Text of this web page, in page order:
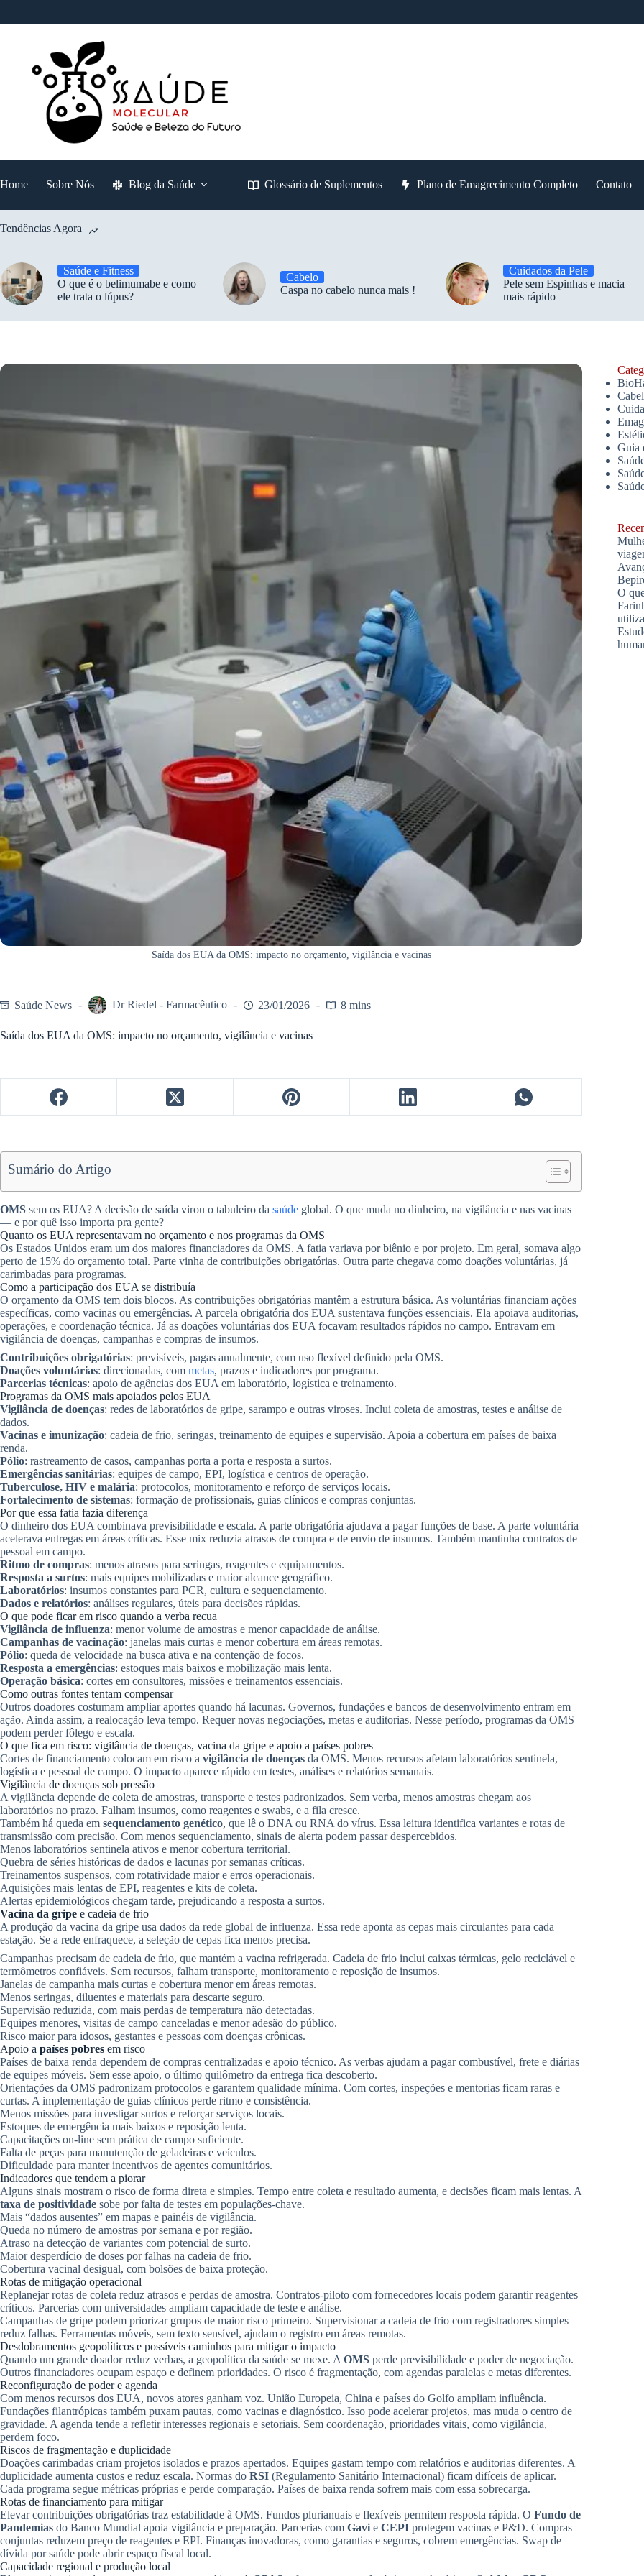
Home Sobre Nós Blog da Saúde Glossário de Suplementos Plano de Emagrecimento Completo Contato
Tendências Agora
Saúde e Fitness
O que é o belimumabe e como
ele trata o lúpus?
Cabelo
Caspa no cabelo nunca mais !
Cuidados da Pele
Pele sem Espinhas e macia
mais rápido
Saída dos EUA da OMS: impacto no orçamento, vigilância e vacinas
Saúde News Dr Riedel - Farmacêutico 23/01/2026 8 mins
Saída dos EUA da OMS: impacto no orçamento, vigilância e vacinas
Sumário do Artigo
OMS sem os EUA? A decisão de saída virou o tabuleiro da saúde global. O que muda no dinheiro, na vigilância e nas vacinas
— e por quê isso importa pra gente?
Quanto os EUA representavam no orçamento e nos programas da OMS
Os Estados Unidos eram um dos maiores financiadores da OMS. A fatia variava por biênio e por projeto. Em geral, somava algo
perto de 15% do orçamento total. Parte vinha de contribuições obrigatórias. Outra parte chegava como doações voluntárias, já
carimbadas para programas.
Como a participação dos EUA se distribuía
O orçamento da OMS tem dois blocos. As contribuições obrigatórias mantêm a estrutura básica. As voluntárias financiam ações
específicas, como vacinas ou emergências. A parcela obrigatória dos EUA sustentava funções essenciais. Ela apoiava auditorias,
operações, e coordenação técnica. Já as doações voluntárias dos EUA focavam resultados rápidos no campo. Entravam em
vigilância de doenças, campanhas e compras de insumos.
Contribuições obrigatórias: previsíveis, pagas anualmente, com uso flexível definido pela OMS.
Doações voluntárias: direcionadas, com metas, prazos e indicadores por programa.
Parcerias técnicas: apoio de agências dos EUA em laboratório, logística e treinamento.
Programas da OMS mais apoiados pelos EUA
Vigilância de doenças: redes de laboratórios de gripe, sarampo e outras viroses. Inclui coleta de amostras, testes e análise de
dados.
Vacinas e imunização: cadeia de frio, seringas, treinamento de equipes e supervisão. Apoia a cobertura em países de baixa
renda.
Pólio: rastreamento de casos, campanhas porta a porta e resposta a surtos.
Emergências sanitárias: equipes de campo, EPI, logística e centros de operação.
Tuberculose, HIV e malária: protocolos, monitoramento e reforço de serviços locais.
Fortalecimento de sistemas: formação de profissionais, guias clínicos e compras conjuntas.
Por que essa fatia fazia diferença
O dinheiro dos EUA combinava previsibilidade e escala. A parte obrigatória ajudava a pagar funções de base. A parte voluntária
acelerava entregas em áreas críticas. Esse mix reduzia atrasos de compra e de envio de insumos. Também mantinha contratos de
pessoal em campo.
Ritmo de compras: menos atrasos para seringas, reagentes e equipamentos.
Resposta a surtos: mais equipes mobilizadas e maior alcance geográfico.
Laboratórios: insumos constantes para PCR, cultura e sequenciamento.
Dados e relatórios: análises regulares, úteis para decisões rápidas.
O que pode ficar em risco quando a verba recua
Vigilância de influenza: menor volume de amostras e menor capacidade de análise.
Campanhas de vacinação: janelas mais curtas e menor cobertura em áreas remotas.
Pólio: queda de velocidade na busca ativa e na contenção de focos.
Resposta a emergências: estoques mais baixos e mobilização mais lenta.
Operação básica: cortes em consultores, missões e treinamentos essenciais.
Como outras fontes tentam compensar
Outros doadores costumam ampliar aportes quando há lacunas. Governos, fundações e bancos de desenvolvimento entram em
ação. Ainda assim, a realocação leva tempo. Requer novas negociações, metas e auditorias. Nesse período, programas da OMS
podem perder fôlego e escala.
O que fica em risco: vigilância de doenças, vacina da gripe e apoio a países pobres
Cortes de financiamento colocam em risco a vigilância de doenças da OMS. Menos recursos afetam laboratórios sentinela,
logística e pessoal de campo. O impacto aparece rápido em testes, análises e relatórios semanais.
Vigilância de doenças sob pressão
A vigilância depende de coleta de amostras, transporte e testes padronizados. Sem verba, menos amostras chegam aos
laboratórios no prazo. Falham insumos, como reagentes e swabs, e a fila cresce.
Também há queda em sequenciamento genético, que lê o DNA ou RNA do vírus. Essa leitura identifica variantes e rotas de
transmissão com precisão. Com menos sequenciamento, sinais de alerta podem passar despercebidos.
Menos laboratórios sentinela ativos e menor cobertura territorial.
Quebra de séries históricas de dados e lacunas por semanas críticas.
Treinamentos suspensos, com rotatividade maior e erros operacionais.
Aquisições mais lentas de EPI, reagentes e kits de coleta.
Alertas epidemiológicos chegam tarde, prejudicando a resposta a surtos.
Vacina da gripe e cadeia de frio
A produção da vacina da gripe usa dados da rede global de influenza. Essa rede aponta as cepas mais circulantes para cada
estação. Se a rede enfraquece, a seleção de cepas fica menos precisa.
Campanhas precisam de cadeia de frio, que mantém a vacina refrigerada. Cadeia de frio inclui caixas térmicas, gelo reciclável e
termômetros confiáveis. Sem recursos, falham transporte, monitoramento e reposição de insumos.
Janelas de campanha mais curtas e cobertura menor em áreas remotas.
Menos seringas, diluentes e materiais para descarte seguro.
Supervisão reduzida, com mais perdas de temperatura não detectadas.
Equipes menores, visitas de campo canceladas e menor adesão do público.
Risco maior para idosos, gestantes e pessoas com doenças crônicas.
Apoio a países pobres em risco
Países de baixa renda dependem de compras centralizadas e apoio técnico. As verbas ajudam a pagar combustível, frete e diárias
de equipes móveis. Sem esse apoio, o último quilômetro da entrega fica descoberto.
Orientações da OMS padronizam protocolos e garantem qualidade mínima. Com cortes, inspeções e mentorias ficam raras e
curtas. A implementação de guias clínicos perde ritmo e consistência.
Menos missões para investigar surtos e reforçar serviços locais.
Estoques de emergência mais baixos e reposição lenta.
Capacitações on-line sem prática de campo suficiente.
Falta de peças para manutenção de geladeiras e veículos.
Dificuldade para manter incentivos de agentes comunitários.
Indicadores que tendem a piorar
Alguns sinais mostram o risco de forma direta e simples. Tempo entre coleta e resultado aumenta, e decisões ficam mais lentas. A
taxa de positividade sobe por falta de testes em populações-chave.
Mais “dados ausentes” em mapas e painéis de vigilância.
Queda no número de amostras por semana e por região.
Atraso na detecção de variantes com potencial de surto.
Maior desperdício de doses por falhas na cadeia de frio.
Cobertura vacinal desigual, com bolsões de baixa proteção.
Rotas de mitigação operacional
Replanejar rotas de coleta reduz atrasos e perdas de amostra. Contratos-piloto com fornecedores locais podem garantir reagentes
críticos. Parcerias com universidades ampliam capacidade de teste e análise.
Campanhas de gripe podem priorizar grupos de maior risco primeiro. Supervisionar a cadeia de frio com registradores simples
reduz falhas. Ferramentas móveis, sem texto sensível, ajudam o registro em áreas remotas.
Desdobramentos geopolíticos e possíveis caminhos para mitigar o impacto
Quando um grande doador reduz verbas, a geopolítica da saúde se mexe. AOMS perde previsibilidade e poder de negociação.
Outros financiadores ocupam espaço e definem prioridades. O risco é fragmentação, com agendas paralelas e metas diferentes.
Reconfiguração de poder e agenda
Com menos recursos dos EUA, novos atores ganham voz. União Europeia, China e países do Golfo ampliam influência.
Fundações filantrópicas também puxam pautas, como vacinas e diagnóstico. Isso pode acelerar projetos, mas muda o centro de
gravidade. A agenda tende a refletir interesses regionais e setoriais. Sem coordenação, prioridades vitais, como vigilância,
perdem foco.
Riscos de fragmentação e duplicidade
Doações carimbadas criam projetos isolados e prazos apertados. Equipes gastam tempo com relatórios e auditorias diferentes. A
duplicidade aumenta custos e reduz escala. Normas do RSI (Regulamento Sanitário Internacional) ficam difíceis de aplicar.
Cada programa segue métricas próprias e perde comparação. Países de baixa renda sofrem mais com essa sobrecarga.
Rotas de financiamento para mitigar
Elevar contribuições obrigatórias traz estabilidade à OMS. Fundos plurianuais e flexíveis permitem resposta rápida. O Fundo de
Pandemias do Banco Mundial apoia vigilância e preparação. Parcerias com Gavi e CEPI protegem vacinas e P&D. Compras
conjuntas reduzem preço de reagentes e EPI. Finanças inovadoras, como garantias e seguros, cobrem emergências. Swap de
dívida por saúde pode abrir espaço fiscal local.
Capacidade regional e produção local
Guia
O